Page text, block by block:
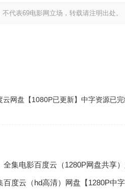
代表69电影网立场，转载请注明出处。
云网盘【1080P已更新】中字资源已
全集电影百度云（1280P网盘共享
百度云（hd高清）网盘【1280P中